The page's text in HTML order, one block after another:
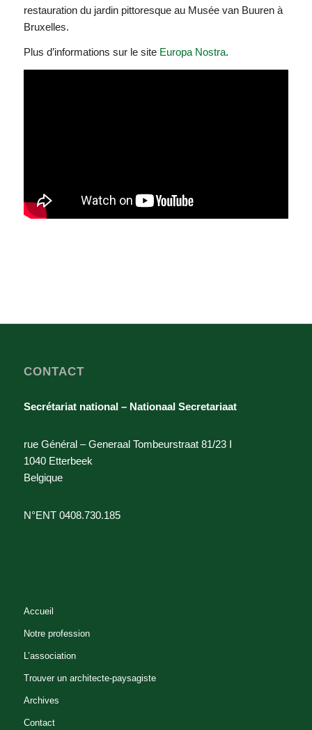
restauration du jardin pittoresque au Musée van Buuren à
Bruxelles.
Plus d’informations sur le site Europa Nostra.
CONTACT
Secrétariat national – Nationaal Secretariaat
rue Général – Generaal Tombeurstraat 81/23 I
1040 Etterbeek
Belgique
N°ENT 0408.730.185
Accueil
Notre profession
L’association
Trouver un architecte-paysagiste
Archives
Contact